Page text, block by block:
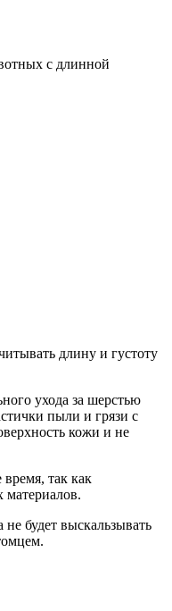
с длинной
длину и густоту
ухода за шерстью
пыли и грязи с
кожи и не
так как
материалов.
будет выскальзывать